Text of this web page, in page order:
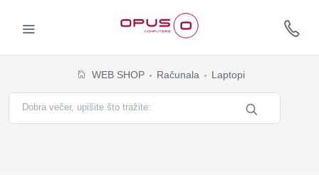
WEB SHOP Računala Laptopi